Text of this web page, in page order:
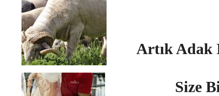
Artık Adak
Size